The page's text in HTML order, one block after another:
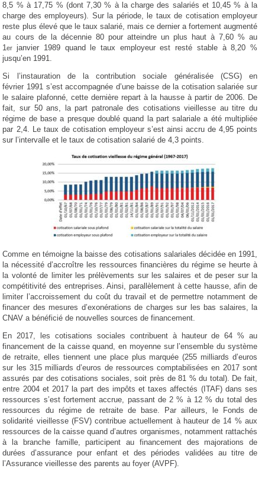
8,5 % à 17,75 % (dont 7,30 % à la charge des salariés et 10,45 % à la
charge des employeurs). Sur la période, le taux de cotisation employeur
reste plus élevé que le taux salarié, mais ce dernier a fortement augmenté
au cours de la décennie 80 pour atteindre un plus haut à 7,60 % au
1erjanvier 1989 quand le taux employeur est resté stable à 8,20 %
jusqu’en 1991.
Si l’instauration de la contribution sociale généralisée (CSG) en
février 1991 s’est accompagnée d’une baisse de la cotisation salariée sur
le salaire plafonné, cette dernière repart à la hausse à partir de 2006. De
fait, sur 50 ans, la part patronale des cotisations vieillesse au titre du
régime de base a presque doublé quand la part salariale a été multipliée
par 2,4. Le taux de cotisation employeur s’est ainsi accru de 4,95 points
sur l’intervalle et le taux de cotisation salarié de 4,3 points.
Comme en témoigne la baisse des cotisations salariales décidée en 1991,
la nécessité d’accroître les ressources financières du régime se heurte à
la volonté de limiter les prélèvements sur les salaires et de peser sur la
compétitivité des entreprises. Ainsi, parallèlement à cette hausse, afin de
limiter l’accroissement du coût du travail et de permettre notamment de
financer des mesures d’exonérations de charges sur les bas salaires, la
CNAV a bénéficié de nouvelles sources de financement.
En 2017, les cotisations sociales contribuent à hauteur de 64 % au
financement de la caisse quand, en moyenne sur l’ensemble du système
de retraite, elles tiennent une place plus marquée (255 milliards d’euros
sur les 315 milliards d’euros de ressources comptabilisées en 2017 sont
assurés par des cotisations sociales, soit près de 81 % du total). De fait,
entre 2004 et 2017 la part des impôts et taxes affectés (ITAF) dans ses
ressources s’est fortement accrue, passant de 2 % à 12 % du total des
ressources du régime de retraite de base. Par ailleurs, le Fonds de
solidarité vieillesse (FSV) contribue actuellement à hauteur de 14 % aux
ressources de la caisse quand d’autres organismes, notamment rattachés
à la branche famille, participent au financement des majorations de
durées d’assurance pour enfant et des périodes validées au titre de
l’Assurance vieillesse des parents au foyer (AVPF).